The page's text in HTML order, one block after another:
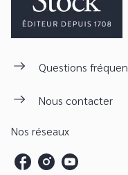
Questions
Nous contacter
Nos réseaux